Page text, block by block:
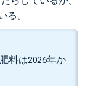
る。
料は2026年か